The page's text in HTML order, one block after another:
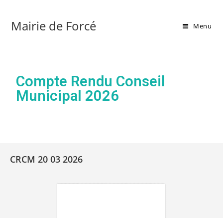
Mairie de Forcé Menu
Compte Rendu Conseil
Municipal 2026
CRCM 20 03 2026